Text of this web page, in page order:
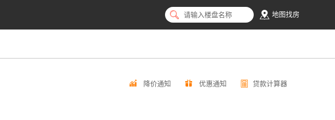
请输入楼盘名称 地图找房
降价通知 优惠通知 贷款计算器